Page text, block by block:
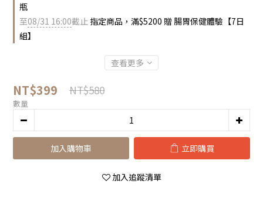
瓶
至08/31 16:00截止 指定商品，滿$5200 贈 腸胃保健體驗【7日
組】
查看更多
NT$399 NT$580
數量
加入購物車 立即購買
加入追蹤清單